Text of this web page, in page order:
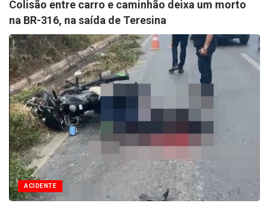
Colisão entre carro e caminhão deixa um morto
na BR-316, na saída de Teresina
ACIDENTE